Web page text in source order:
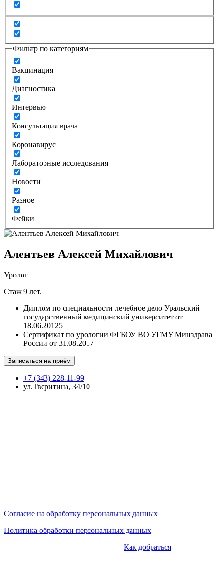
Фильтр по категориям
Вакцинация
Диагностика
Интервью
Консультация врача
Коронавирус
Лабораторные исследования
Новости
Разное
Фейки
Алентьев Алексей Михайлович
Уролог
Стаж 9 лет.
Диплом по специальности лечебное дело Уральский
государственный медицинский университет от
18.06.20125
Сертификат по урологии ФГБОУ ВО УГМУ Минздрава
России от 31.08.2017
+7 (343) 228-11-99
ул.Тверитина, 34/10
Согласие на обработку персональных данных
Политика обработки персональных данных
Как добраться